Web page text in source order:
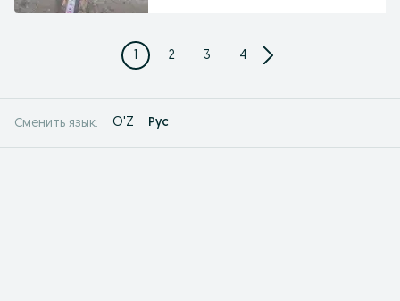
1 2 3 4
Сменить язык: O'Z Рус